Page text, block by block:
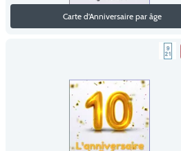
Carte d'Anniversaire par âge